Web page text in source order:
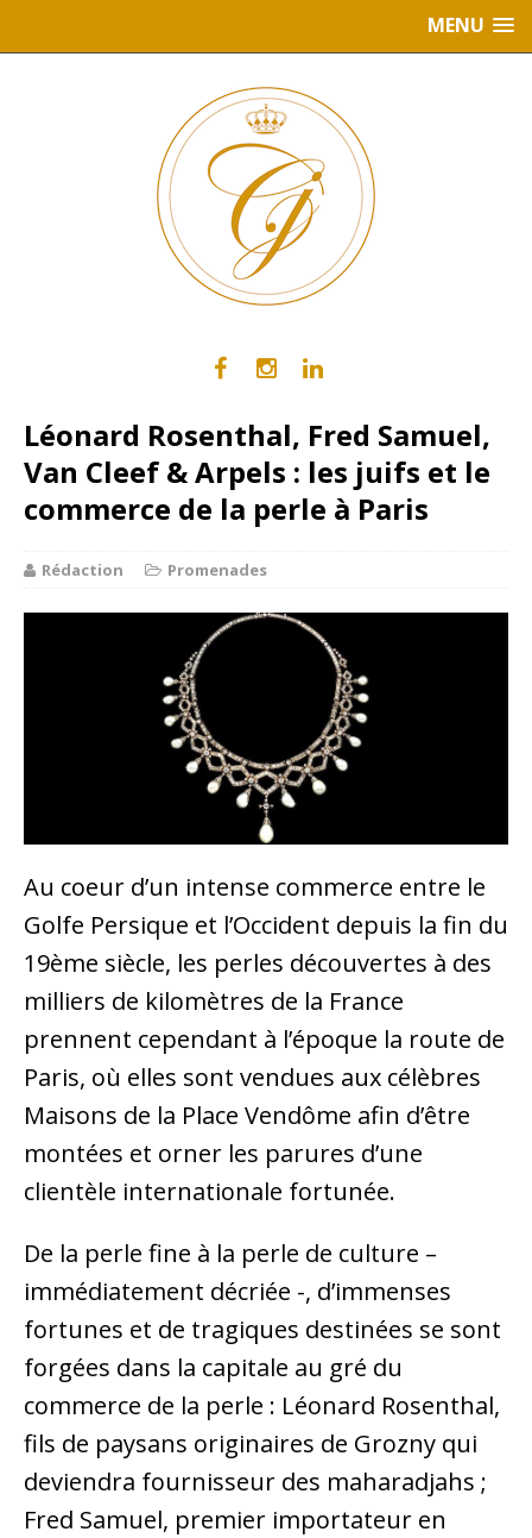
MENU
Léonard Rosenthal, Fred Samuel,
Van Cleef & Arpels : les juifs et le
commerce de la perle à Paris
Rédaction Promenades
Au coeur d’un intense commerce entre le
Golfe Persique et l’Occident depuis la fin du
19ème siècle, les perles découvertes à des
milliers de kilomètres de la France
prennent cependant à l’époque la route de
Paris, où elles sont vendues aux célèbres
Maisons de la Place Vendôme afin d’être
montées et orner les parures d’une
clientèle internationale fortunée.
De la perle fine à la perle de culture –
immédiatement décriée -, d’immenses
fortunes et de tragiques destinées se sont
forgées dans la capitale au gré du
commerce de la perle : Léonard Rosenthal,
fils de paysans originaires de Grozny qui
deviendra fournisseur des maharadjahs ;
Fred Samuel, premier importateur en